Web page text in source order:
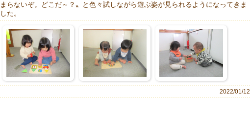
まらないぞ。どこだ～？〟と色々試しながら遊ぶ姿が見られるようになってきま
した。
2022/01/12